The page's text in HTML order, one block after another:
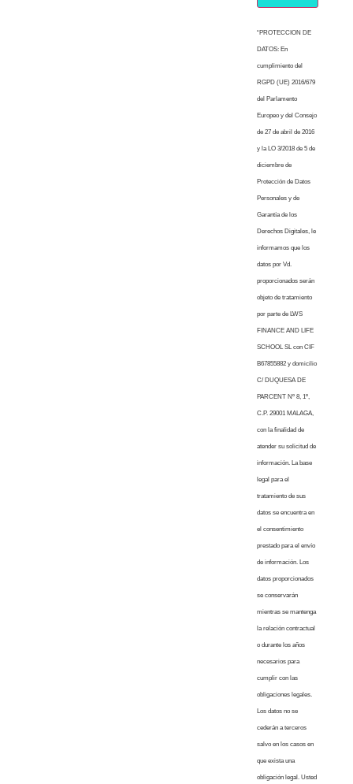
“PROTECCION DE
DATOS: En
cumplimiento del
RGPD (UE) 2016/679
del Parlamento
Europeo y del Consejo
de 27 de abril de 2016
y la LO 3/2018 de 5 de
diciembre de
Protección de Datos
Personales y de
Garantía de los
Derechos Digitales, le
informamos que los
datos por Vd.
proporcionados serán
objeto de tratamiento
por parte de LWS
FINANCE AND LIFE
SCHOOL SL con CIF
B67855882 y domicilio
C/ DUQUESA DE
PARCENT Nº 8, 1º,
C.P. 29001 MALAGA,
con la finalidad de
atender su solicitud de
información. La base
legal para el
tratamiento de sus
datos se encuentra en
el consentimiento
prestado para el envío
de información. Los
datos proporcionados
se conservarán
mientras se mantenga
la relación contractual
o durante los años
necesarios para
cumplir con las
obligaciones legales.
Los datos no se
cederán a terceros
salvo en los casos en
que exista una
obligación legal. Usted